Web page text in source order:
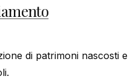
di patrimoni nascosti e